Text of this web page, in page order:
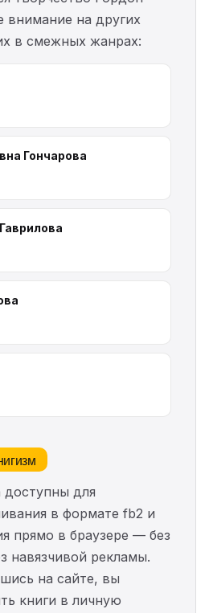
внимание на других
в смежных жанрах:
Гончарова
доступны для
в формате fb2 и
прямо в браузере — без
навязчивой рекламы.
на сайте, вы
книги в личную